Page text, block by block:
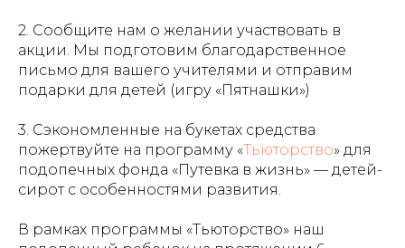
2. Сообщите нам о желании участвовать в
акции. Мы подготовим благодарственное
письмо для вашего учителями и отправим
подарки для детей (игру «Пятнашки»)
3. Сэкономленные на букетах средства
пожертвуйте на программу «Тьюторство» для
подопечных фонда «Путевка в жизнь» — детей-
сирот с особенностями развития.
В рамках программы «Тьюторство» наш